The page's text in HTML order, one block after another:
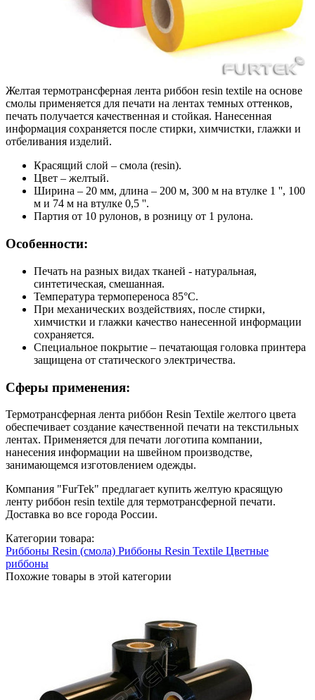
Желтая термотрансферная лента риббон resin textile на основе
смолы применяется для печати на лентах темных оттенков,
печать получается качественная и стойкая. Нанесенная
информация сохраняется после стирки, химчистки, глажки и
отбеливания изделий.
Красящий слой – смола (resin).
Цвет – желтый.
Ширина – 20 мм, длина – 200 м, 300 м на втулке 1 '', 100
м и 74 м на втулке 0,5 ''.
Партия от 10 рулонов, в розницу от 1 рулона.
Особенности:
Печать на разных видах тканей - натуральная,
синтетическая, смешанная.
Температура термопереноса 85°С.
При механических воздействиях, после стирки,
химчистки и глажки качество нанесенной информации
сохраняется.
Специальное покрытие – печатающая головка принтера
защищена от статического электричества.
Сферы применения:
Термотрансферная лента риббон Resin Textile желтого цвета
обеспечивает создание качественной печати на текстильных
лентах. Применяется для печати логотипа компании,
нанесения информации на швейном производстве,
занимающемся изготовлением одежды.
Компания "FurTek" предлагает купить желтую красящую
ленту риббон resin textile для термотрансферной печати.
Доставка во все города России.
Категории товара:
Риббоны Resin (смола) Риббоны Resin Textile Цветные
риббоны
Похожие товары в этой категории